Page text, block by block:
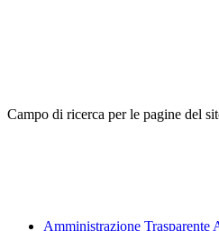
Campo di ricerca per le pagine del
Amministrazione Trasparente